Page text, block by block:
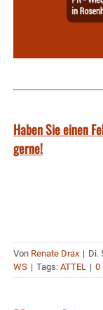
Haben Sie einen
gerne!
Von Renate Drax | Di.
WS | Tags: ATTEL | 0